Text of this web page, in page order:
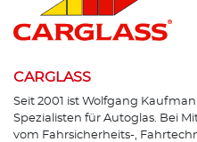
CARGLASS
Seit 2001 ist Wolfgang
Spezialisten für Autoglas. Bei
vom Fahrsicherheits-,